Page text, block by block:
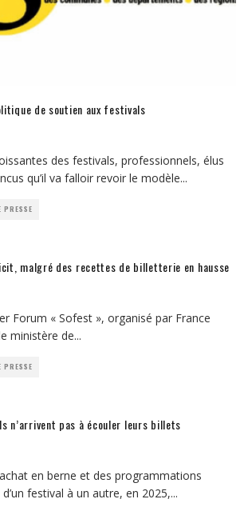
de soutien aux festivals
des festivals, professionnels, élus
qu’il va falloir revoir le modèle...
PRESSE
malgré des recettes de billetterie en hausse
Forum « Sofest », organisé par France
ministère de...
PRESSE
n’arrivent pas à écouler leurs billets
en berne et des programmations
festival à un autre, en 2025,...